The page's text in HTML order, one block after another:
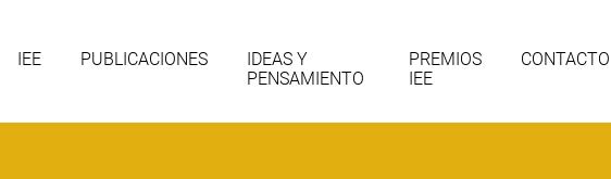
IEE PUBLICACIONES
IDEAS Y
PENSAMIENTO
PREMIOS
IEE
CONTACTO